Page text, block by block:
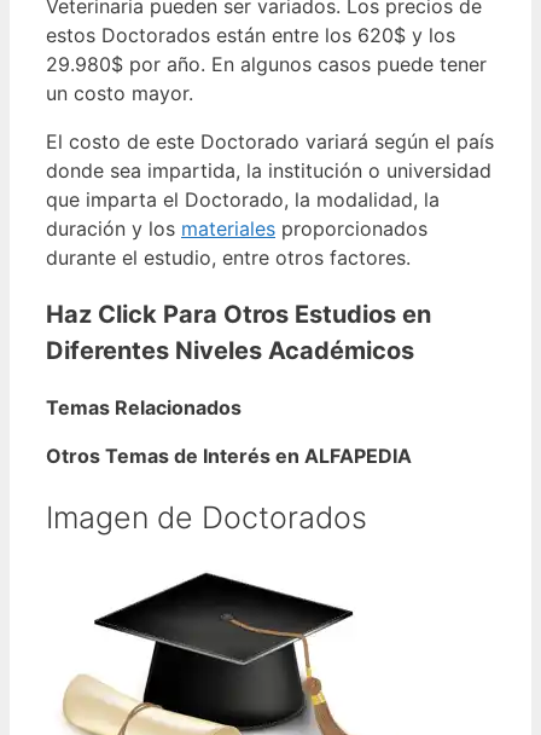
Veterinaria pueden ser variados. Los precios de
estos Doctorados están entre los 620$ y los
29.980$ por año. En algunos casos puede tener
un costo mayor.
El costo de este Doctorado variará según el país
donde sea impartida, la institución o universidad
que imparta el Doctorado, la modalidad, la
duración y los materiales proporcionados
durante el estudio, entre otros factores.
Haz Click Para Otros Estudios en
Diferentes Niveles Académicos
Temas Relacionados
Otros Temas de Interés en ALFAPEDIA
Imagen de Doctorados